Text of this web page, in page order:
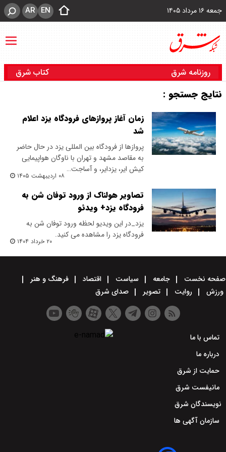
جمعه ۱۶ مرداد ۱۴۰۵ EN
AR
روزنامه شرق کتاب شرق
نتایج جستجو :
زمان آغاز پرواز‌های فرودگاه یزد اعلام
شد
پرواز‌ها از فرودگاه بین المللی یزد در حال حاضر
به مقاصد مشهد و تهران با ناوگان هواپیمایی
کیش ایر، یزدایر، و آساجت…
۰۸ اردیبهشت ۱۴۰۵
تصاویر هولناک از ورود توفان شن به
فرودگاه یزد+ ویدئو
یزد_در این ویدیو لحظه ورود توفان شن به
فرودگاه یزد را مشاهده می کنید.
۲۰ خرداد ۱۴۰۴
صفحه نخست جامعه سیاست اقتصاد
فرهنگ و هنر
ورزش
روایت تصویر صدای شرق
تماس با ما
درباره ما
حمایت از شرق
مانیفست شرق
نویسندگان شرق
سازمان آگهی ها